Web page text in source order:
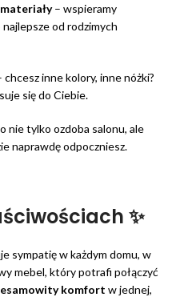
– wspieramy
od rodzimych
chcesz inne kolory, inne nóżki?
się do Ciebie.
nie tylko ozdoba salonu, ale
naprawdę odpoczniesz.
✨
sympatię w każdym domu, w
mebel, który potrafi połączyć
komfort w jednej,